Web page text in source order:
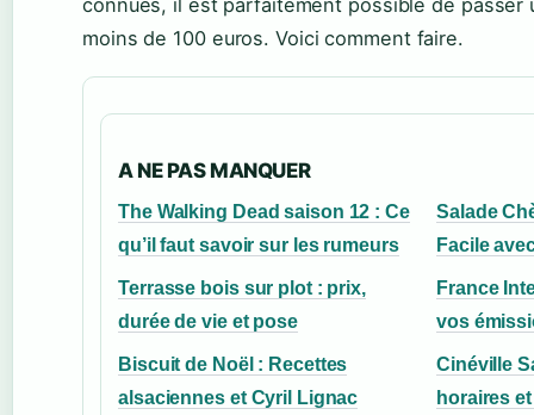
connues, il est parfaitement possible de passer
moins de 100 euros. Voici comment faire.
A NE PAS MANQUER
The Walking Dead saison 12 : Ce
qu’il faut savoir sur les rumeurs
Salade
Facile
Terrasse bois sur plot : prix,
durée de vie et pose
France
vos
Biscuit de Noël : Recettes
alsaciennes et Cyril Lignac
Cinéville
horaires